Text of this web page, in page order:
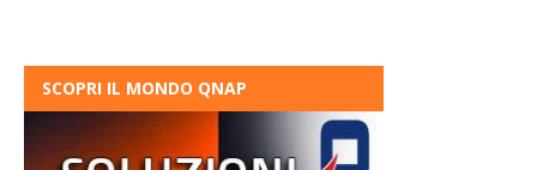
SCOPRI IL MONDO QNAP